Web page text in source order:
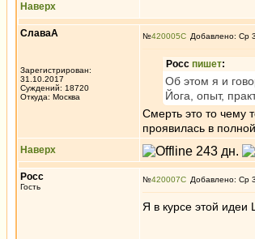
Наверх
СлаваА
Зарегистрирован:
31.10.2017
Суждений: 18720
Откуда: Москва
№420005 Добавлено: Ср
Росс пишет:
Об этом я и
Йога, опыт,
Смерть это то чему
проявилась в
Наверх
Росс
Гость
№420007 Добавлено: Ср
Я в курсе этой идеи